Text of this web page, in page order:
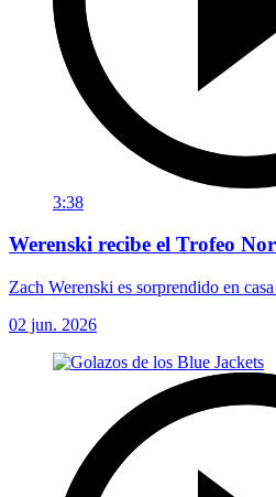
3:38
Werenski recibe el Trofeo
Zach Werenski es sorprendido en
02 jun. 2026